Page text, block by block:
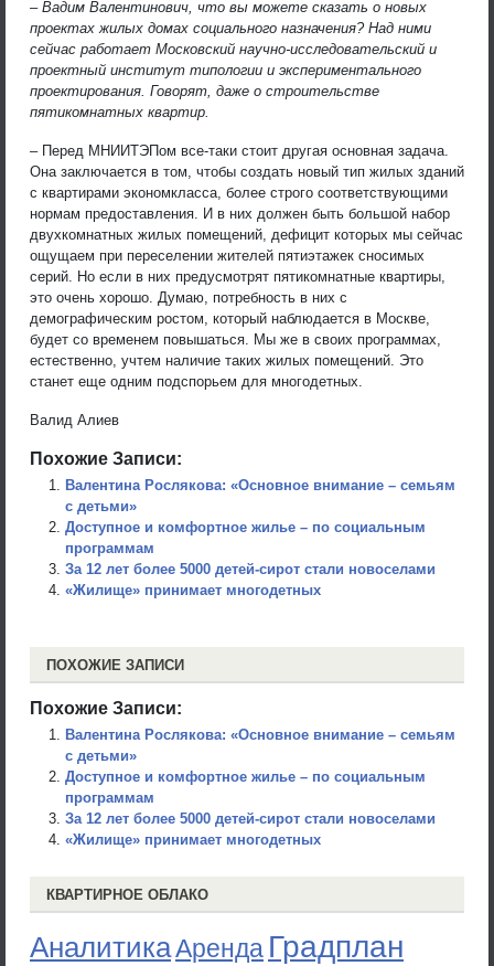
– Вадим Валентинович, что вы можете сказать о новых
проектах жилых домах социального назначения? Над ними
сейчас работает Московский научно-исследовательский и
проектный институт типологии и экспериментального
проектирования. Говорят, даже о строительстве
пятикомнатных квартир.
– Перед МНИИТЭПом все-таки стоит другая основная задача.
Она заключается в том, чтобы создать новый тип жилых зданий
с квартирами экономкласса, более строго соответствующими
нормам предоставления. И в них должен быть большой набор
двухкомнатных жилых помещений, дефицит которых мы сейчас
ощущаем при переселении жителей пятиэтажек сносимых
серий. Но если в них предусмотрят пятикомнатные квартиры,
это очень хорошо. Думаю, потребность в них с
демографическим ростом, который наблюдается в Москве,
будет со временем повышаться. Мы же в своих программах,
естественно, учтем наличие таких жилых помещений. Это
станет еще одним подспорьем для многодетных.
Валид Алиев
Похожие Записи:
Валентина Рослякова: «Основное внимание – семьям
с детьми»
Доступное и комфортное жилье – по социальным
программам
За 12 лет более 5000 детей-сирот стали новоселами
«Жилище» принимает многодетных
ПОХОЖИЕ ЗАПИСИ
Похожие Записи:
Валентина Рослякова: «Основное внимание – семьям
с детьми»
Доступное и комфортное жилье – по социальным
программам
За 12 лет более 5000 детей-сирот стали новоселами
«Жилище» принимает многодетных
КВАРТИРНОЕ ОБЛАКО
АналитикаАренда Градплан